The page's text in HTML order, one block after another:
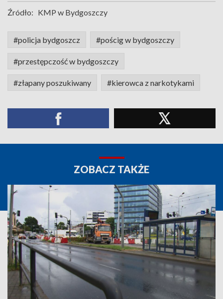
Źródło: KMP w Bydgoszczy
#policja bydgoszcz #pościg w bydgoszczy
#przestępczość w bydgoszczy
#złapany poszukiwany #kierowca z narkotykami
ZOBACZ TAKŻE